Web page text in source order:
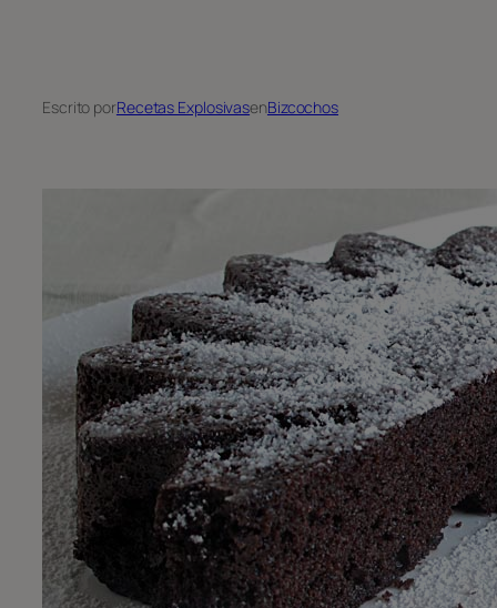
Escrito porRecetas ExplosivasenBizcochos